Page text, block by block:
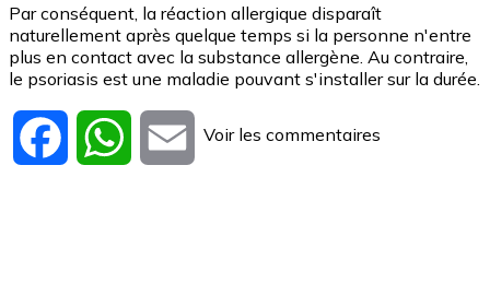
Par conséquent, la réaction allergique disparaît
naturellement après quelque temps si la personne n'entre
plus en contact avec la substance allergène. Au contraire,
le psoriasis est une maladie pouvant s'installer sur la durée.
Facebook WhatsApp
Email
Voir les commentaires